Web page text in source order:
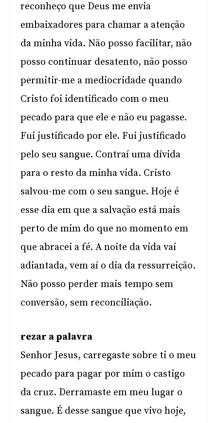
reconheço que Deus me envia
embaixadores para chamar a atenção
da minha vida. Não posso facilitar, não
posso continuar desatento, não posso
permitir-me a mediocridade quando
Cristo foi identificado com o meu
pecado para que ele e não eu pagasse.
Fui justificado por ele. Fui justificado
pelo seu sangue. Contraí uma dívida
para o resto da minha vida. Cristo
salvou-me com o seu sangue. Hoje é
esse dia em que a salvação está mais
perto de mim do que no momento em
que abracei a fé. A noite da vida vai
adiantada, vem aí o dia da ressurreição.
Não posso perder mais tempo sem
conversão, sem reconciliação.
rezar a palavra
Senhor Jesus, carregaste sobre ti o meu
pecado para pagar por mim o castigo
da cruz. Derramaste em meu lugar o
sangue. É desse sangue que vivo hoje,